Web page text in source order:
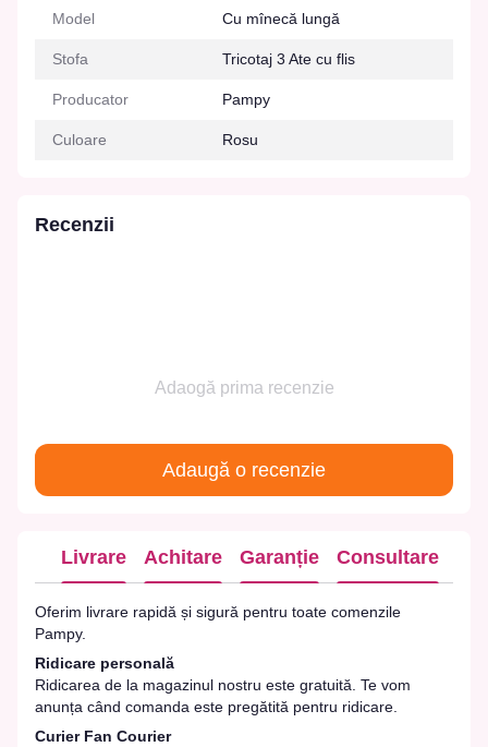
Model Cu mînecă lungă
Stofa Tricotaj 3 Ate cu flis
Producator Pampy
Culoare Rosu
Recenzii
Adaogă prima recenzie
Adaugă o recenzie
Livrare Achitare Garanție Consultare
Oferim livrare rapidă și sigură pentru toate comenzile
Pampy.
Ridicare personală
Ridicarea de la magazinul nostru este gratuită. Te vom
anunța când comanda este pregătită pentru ridicare.
Curier Fan Courier